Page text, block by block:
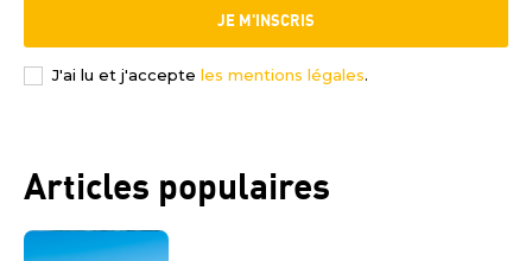
JE M'INSCRIS
J'ai lu et j'accepte les mentions légales.
Articles populaires